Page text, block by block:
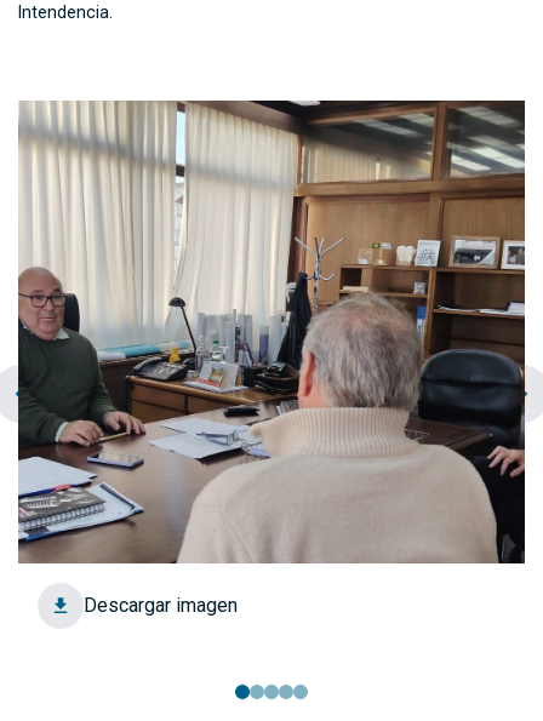
Intendencia.
Descargar imagen
chevron_left navigate_next